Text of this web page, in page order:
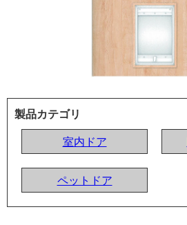
製品カテゴリ
室内ドア
ペットドア